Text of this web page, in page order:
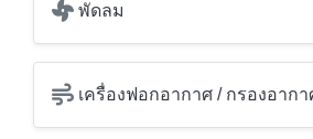
สิ่งอำนวยความสะดวกภายในห้
เครื่องปรับอากาศ